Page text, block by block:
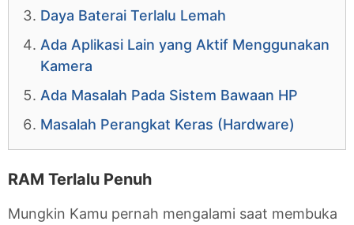
Daya Baterai Terlalu Lemah
Ada Aplikasi Lain yang Aktif Menggunakan
Kamera
Ada Masalah Pada Sistem Bawaan HP
Masalah Perangkat Keras (Hardware)
RAM Terlalu Penuh
Mungkin Kamu pernah mengalami saat membuka